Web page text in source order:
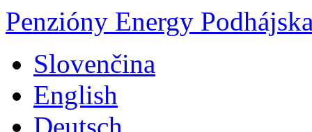
Penzióny Energy
Slovenčina
English